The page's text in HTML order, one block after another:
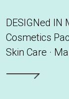
DESIGNed IN
Cosmetics
Skin Care ·
Leggi tutto